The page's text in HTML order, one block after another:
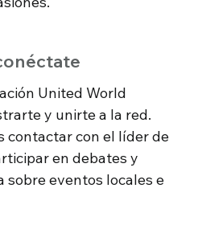
United World
y unirte a la red.
contactar con el líder de
en debates y
sobre eventos locales e